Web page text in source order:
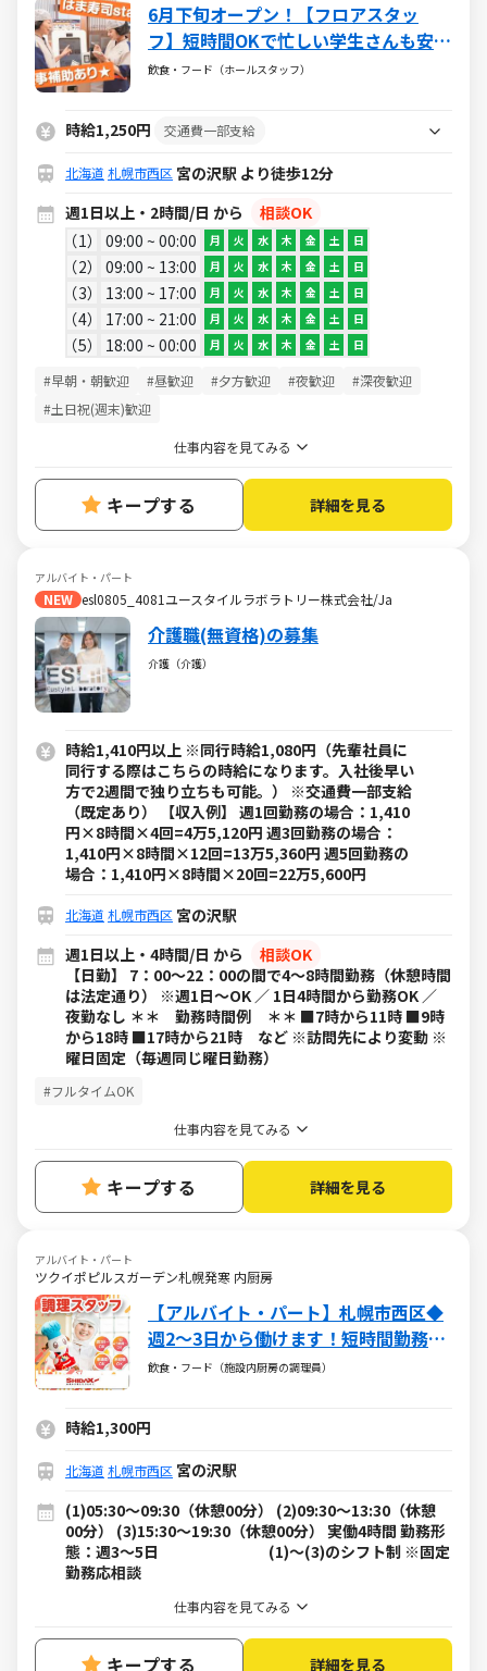
6月下旬オープン！【フロアスタッ
フ】短時間OKで忙しい学生さんも安
心！＜ご注文はタッチパネルでセルフ
司がお得に食べられる食事補助付
飲食・フード（ホールスタッフ）
時給1,250円 交通費一部支給
北海道 札幌市西区 宮の沢駅 より徒歩12分
週1日以上・2時間/日 から
相談OK
1
09:00 ~ 00:00 月 火 水 木 金 土 日
2 09:00 ~ 13:00 月 火 水 木 金 土 日
3 13:00 ~ 17:00 月 火 水 木 金 土 日
4 17:00 ~ 21:00 月 火 水 木 金 土 日
5 18:00 ~ 00:00 月 火 水 木 金 土 日
#早朝・朝歓迎 #昼歓迎 #夕方歓迎 #夜歓迎
#深夜歓迎
#土日祝(週末)歓迎
仕事内容を見てみる
キープする 詳細を見る
アルバイト・パート
NEW esl0805_4081ユースタイルラボラトリー株式会社/Ja
介護職(無資格)の募集
介護（介護）
時給1,410円以上 ※同行時給1,080円（先輩社員に
同行する際はこちらの時給になります。入社後早い
方で2週間で独り立ちも可能。） ※交通費一部支給
（既定あり） 【収入例】 週1回勤務の場合：1,410
円×8時間×4回=4万5,120円 週3回勤務の場合：
1,410円×8時間×12回=13万5,360円 週5回勤務の
場合：1,410円×8時間×20回=22万5,600円
北海道 札幌市西区 宮の沢駅
週1日以上・4時間/日 から
相談OK
【日勤】 7：00～22：00の間で4～8時間勤務（休憩時間
は法定通り） ※週1日～OK ／ 1日4時間から勤務OK ／
夜勤なし ＊＊ 勤務時間例 ＊＊ ■7時から11時 ■9時
から18時 ■17時から21時 など ※訪問先により変動 ※
曜日固定（毎週同じ曜日勤務）
#フルタイムOK
仕事内容を見てみる
キープする 詳細を見る
アルバイト・パート
ツクイポピルスガーデン札幌発寒 内厨房
【アルバイト・パート】札幌市西区◆
週2～3日から働けます！短時間勤務
OK！車・バイク通勤OK！
飲食・フード（施設内厨房の調理員）
時給1,300円
北海道 札幌市西区 宮の沢駅
(1)05:30～09:30（休憩00分） (2)09:30～13:30（休憩
00分） (3)15:30～19:30（休憩00分） 実働4時間 勤務形
態：週3～5日 (1)～(3)のシフト制 ※固定
勤務応相談
仕事内容を見てみる
キープする 詳細を見る